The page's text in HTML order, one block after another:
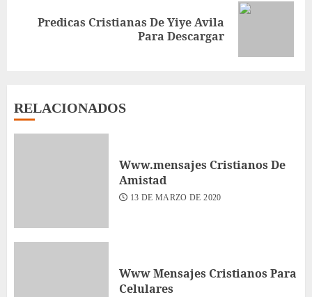
Siguiente
Predicas Cristianas De Yiye Avila
Para Descargar
RELACIONADOS
Www.mensajes Cristianos De
Amistad
13 DE MARZO DE 2020
Www Mensajes Cristianos Para
Celulares